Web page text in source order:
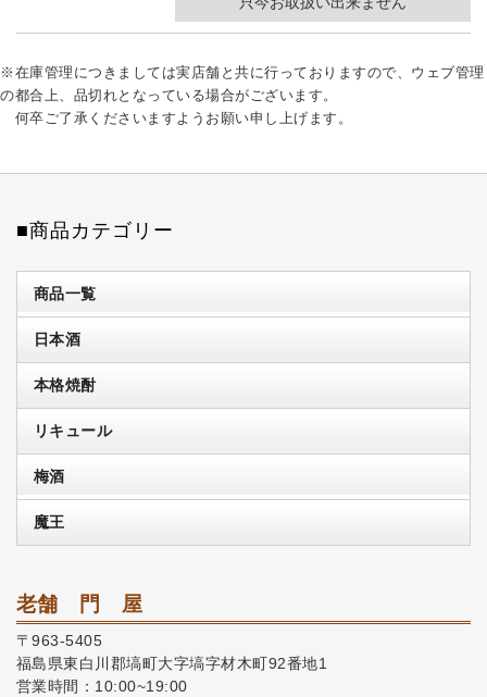
※在庫管理につきましては実店舗と共に行っておりますので、ウェブ管理
の都合上、品切れとなっている場合がございます。
何卒ご了承くださいますようお願い申し上げます。
■商品カテゴリー
商品一覧
日本酒
本格焼酎
リキュール
梅酒
魔王
老舗 門 屋
〒963-5405
福島県東白川郡塙町大字塙字材木町92番地1
営業時間：10:00~19:00